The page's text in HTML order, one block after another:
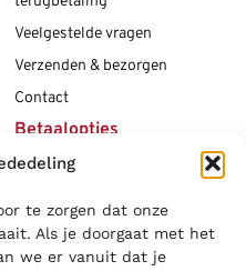
te zorgen dat onze
Als je doorgaat met het
we er vanuit dat je
Veelgestelde vragen
Verzenden & bezorgen
Contact
Betaalopties
Social media